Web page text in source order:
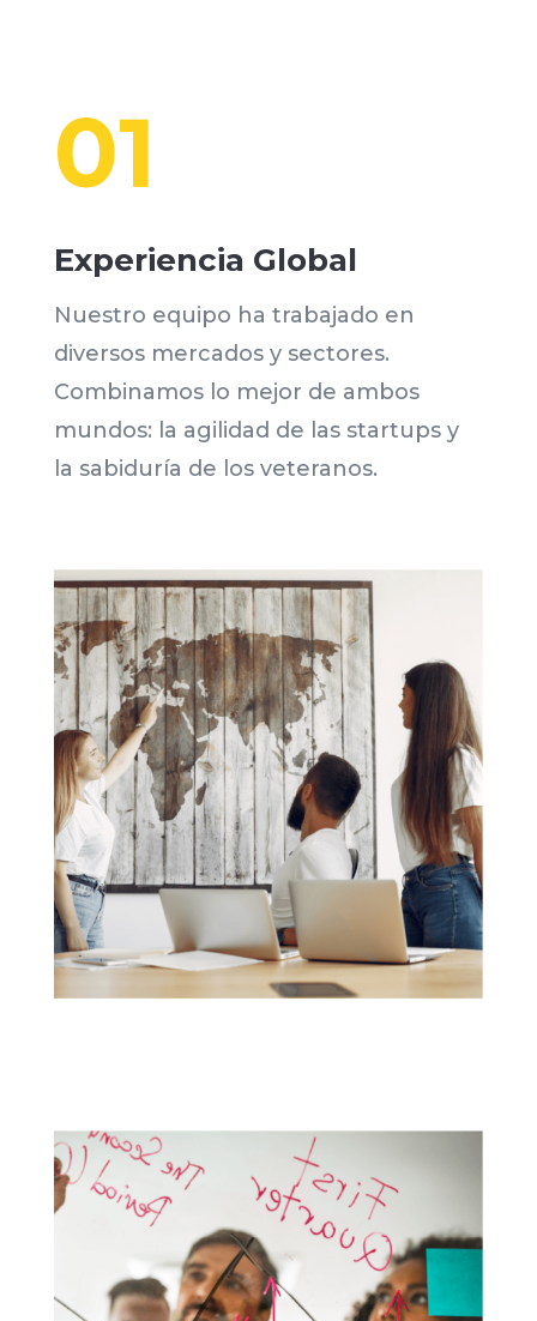
01
Experiencia Global
Nuestro equipo ha trabajado en
diversos mercados y sectores.
Combinamos lo mejor de ambos
mundos: la agilidad de las startups y
la sabiduría de los veteranos.